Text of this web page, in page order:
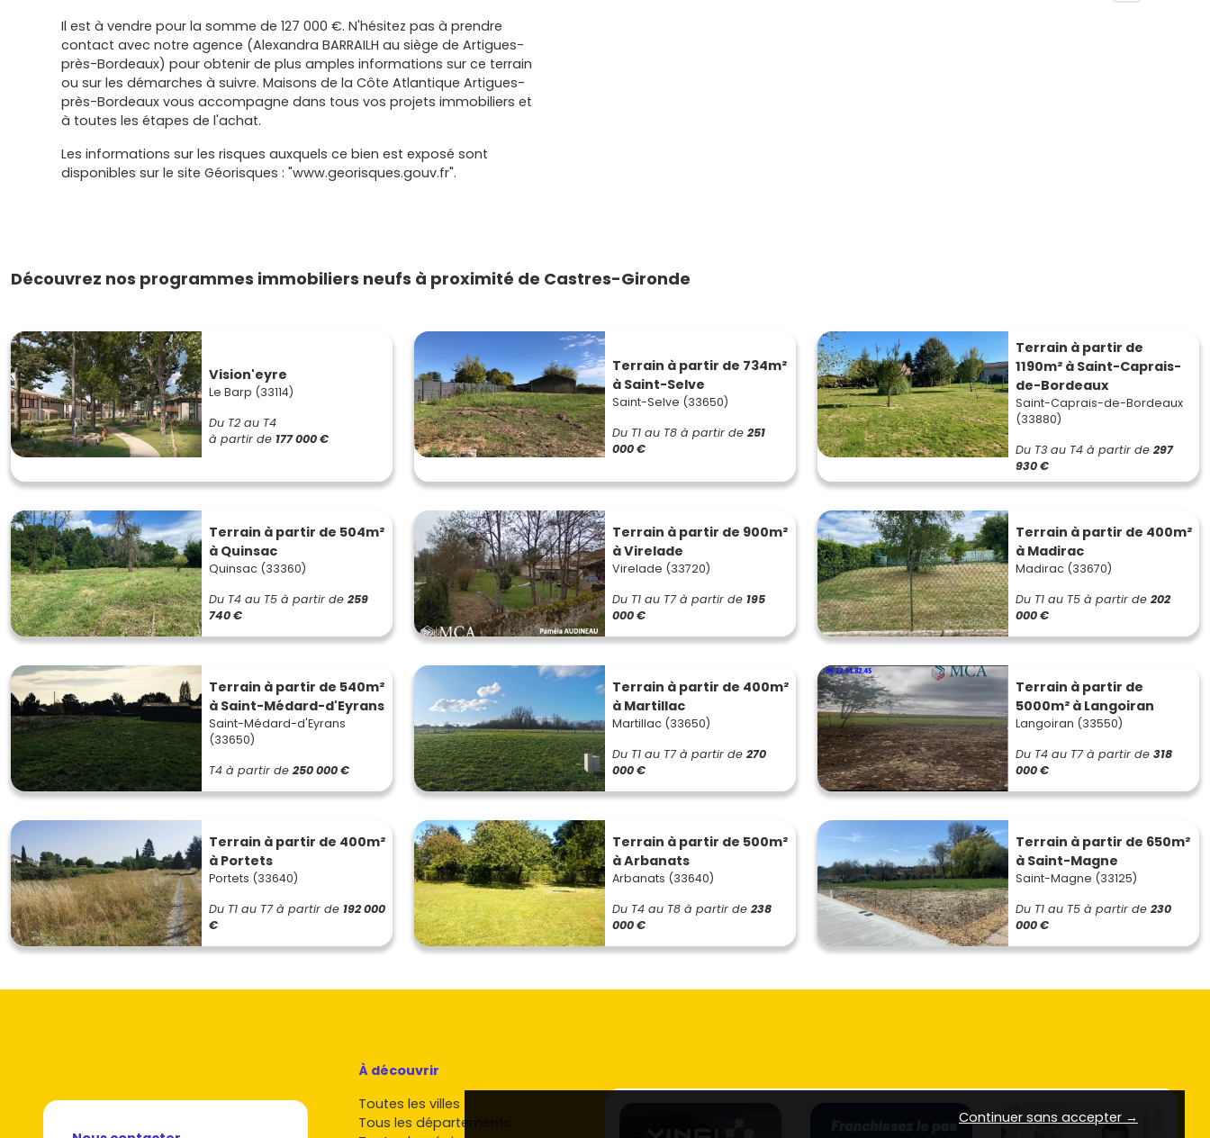
Il est à vendre pour la somme de 127 000 €. N'hésitez pas à prendre
contact avec notre agence (Alexandra BARRAILH au siège de Artigues-
près-Bordeaux) pour obtenir de plus amples informations sur ce terrain
ou sur les démarches à suivre. Maisons de la Côte Atlantique Artigues-
près-Bordeaux vous accompagne dans tous vos projets immobiliers et
à toutes les étapes de l'achat.
Les informations sur les risques auxquels ce bien est exposé sont
disponibles sur le site Géorisques : "www.georisques.gouv.fr".
Découvrez nos programmes immobiliers neufs à proximité de Castres-Gironde
Vision'eyre
Le Barp (33114)
Du T2 au T4
à partir de 177 000 €
Terrain à partir de 734m²
à Saint-Selve
Saint-Selve (33650)
Du T1 au T8 à partir de 251
000 €
Terrain à partir de
1190m² à Saint-Caprais-
de-Bordeaux
Saint-Caprais-de-Bordeaux
(33880)
Du T3 au T4 à partir de 297
930 €
Terrain à partir de 504m²
à Quinsac
Quinsac (33360)
Du T4 au T5 à partir de 259
740 €
Terrain à partir de 900m²
à Virelade
Virelade (33720)
Du T1 au T7 à partir de 195
000 €
Terrain à partir de 400m²
à Madirac
Madirac (33670)
Du T1 au T5 à partir de 202
000 €
Terrain à partir de 540m²
à Saint-Médard-d'Eyrans
Saint-Médard-d'Eyrans
(33650)
T4 à partir de 250 000 €
Terrain à partir de 400m²
à Martillac
Martillac (33650)
Du T1 au T7 à partir de 270
000 €
Terrain à partir de
5000m² à Langoiran
Langoiran (33550)
Du T4 au T7 à partir de 318
000 €
Terrain à partir de 400m²
à Portets
Portets (33640)
Du T1 au T7 à partir de 192 000
€
Terrain à partir de 500m²
à Arbanats
Arbanats (33640)
Du T4 au T8 à partir de 238
000 €
Terrain à partir de 650m²
à Saint-Magne
Saint-Magne (33125)
Du T1 au T5 à partir de 230
000 €
À découvrir
Toutes les villes
Tous les départements
Continuer sans accepter →